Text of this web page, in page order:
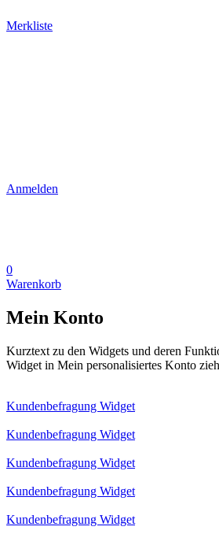
Merkliste
Anmelden
0
Warenkorb
Mein Konto
Kurztext zu den Widgets und deren
Widget in Mein personalisiertes Konto
Kundenbefragung Widget
Kundenbefragung Widget
Kundenbefragung Widget
Kundenbefragung Widget
Kundenbefragung Widget